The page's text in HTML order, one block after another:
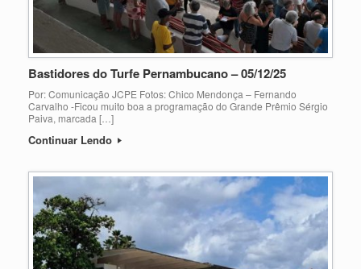
Bastidores do Turfe Pernambucano – 05/12/25
Por: Comunicação JCPE Fotos: Chico Mendonça – Fernando
Carvalho -Ficou muito boa a programação do Grande Prêmio Sérgio
Paiva, marcada […]
Continuar Lendo